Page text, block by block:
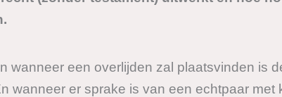
wanneer een overlijden zal plaatsvinden is
wanneer er sprake is van een echtpaar met